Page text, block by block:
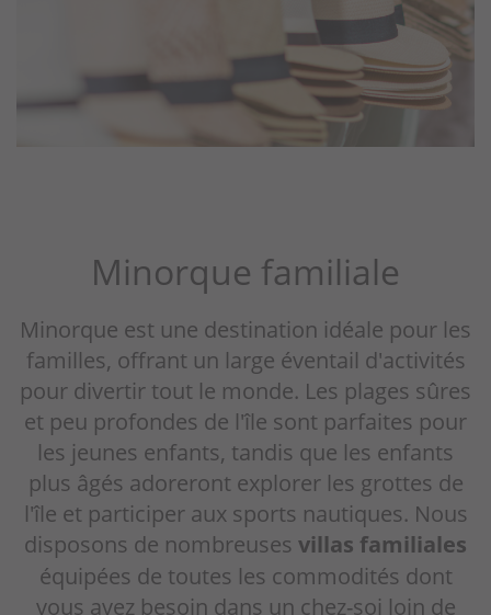
Minorque familiale
Minorque est une destination idéale pour les
familles, offrant un large éventail d'activités
pour divertir tout le monde. Les plages sûres
et peu profondes de l'île sont parfaites pour
les jeunes enfants, tandis que les enfants
plus âgés adoreront explorer les grottes de
l'île et participer aux sports nautiques. Nous
disposons de nombreuses villas familiales
équipées de toutes les commodités dont
vous avez besoin dans un chez-soi loin de